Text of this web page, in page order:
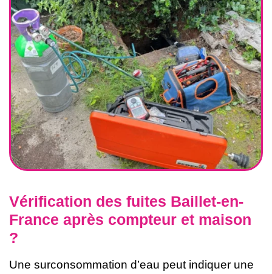
Vérification des fuites Baillet-en-
France après compteur et maison
?
Une surconsommation d’eau peut indiquer une